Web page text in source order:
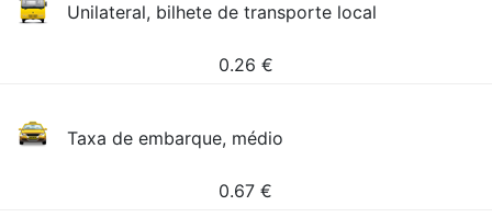
Unilateral, bilhete de transporte local
0.26 €
Taxa de embarque, médio
0.67 €